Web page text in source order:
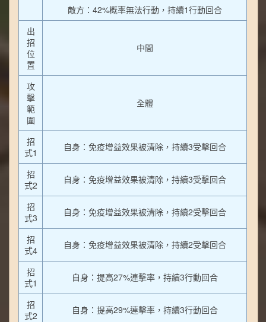
敵方：42%概率無法行動，持續1行動回合
出
招
位
置
中間
攻
擊
範
圍
全體
招
式1
自身：免疫增益效果被清除，持續3受擊回合
招
式2
自身：免疫增益效果被清除，持續3受擊回合
招
式3
自身：免疫增益效果被清除，持續2受擊回合
招
式4
自身：免疫增益效果被清除，持續2受擊回合
招
式1
自身：提高27%連擊率，持續3行動回合
招
式2
自身：提高29%連擊率，持續3行動回合